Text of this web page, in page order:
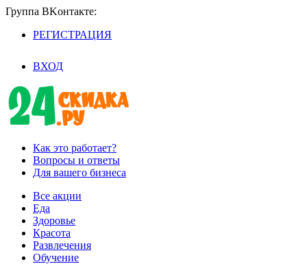
Группа BKoнтaктe:
РЕГИСТРАЦИЯ
ВХОД
Как это работает?
Вопросы и ответы
Для вашего бизнеса
Все акции
Еда
Здоровье
Красота
Развлечения
Обучение